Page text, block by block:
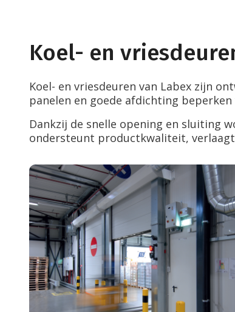
Over ons
Vacatures
Dealerlogin
Contact
Koel- en
Koel- en vriesdeuren van Labex zijn
panelen en goede afdichting
Dankzij de snelle opening en sluiting
ondersteunt productkwaliteit,